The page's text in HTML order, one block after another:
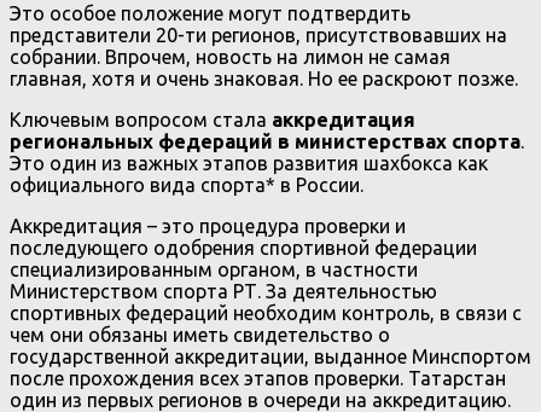
Это особое положение могут подтвердить
представители 20-ти регионов, присутствовавших на
собрании. Впрочем, новость на лимон не самая
главная, хотя и очень знаковая. Но ее раскроют позже.
Ключевым вопросом стала аккредитация
региональных федераций в министерствах спорта.
Это один из важных этапов развития шахбокса как
официального вида спорта* в России.
Аккредитация – это процедура проверки и
последующего одобрения спортивной федерации
специализированным органом, в частности
Министерством спорта РТ. За деятельностью
спортивных федераций необходим контроль, в связи с
чем они обязаны иметь свидетельство о
государственной аккредитации, выданное Минспортом
после прохождения всех этапов проверки. Татарстан
один из первых регионов в очереди на аккредитацию.